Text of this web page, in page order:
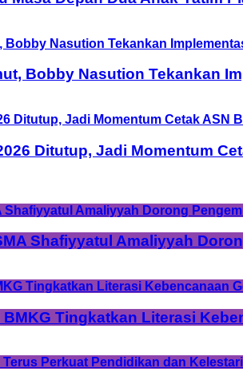
Bobby Nasution Tekankan
Ditutup, Jadi Momentum
Shafiyyatul Amaliyyah
Tingkatkan Literasi